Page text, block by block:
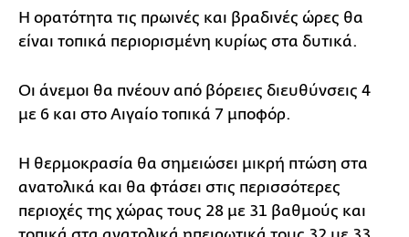
Η ορατότητα τις πρωινές και βραδινές ώρες θα
είναι τοπικά περιορισμένη κυρίως στα δυτικά.
Οι άνεμοι θα πνέουν από βόρειες διευθύνσεις 4
με 6 και στο Αιγαίο τοπικά 7 μποφόρ.
Η θερμοκρασία θα σημειώσει μικρή πτώση στα
ανατολικά και θα φτάσει στις περισσότερες
περιοχές της χώρας τους 28 με 31 βαθμούς και